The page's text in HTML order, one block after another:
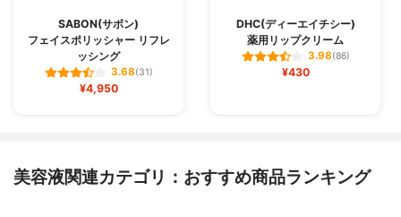
SABON(サボン)
フェイスポリッシャー リフレ
ッシング
3.68(31)
¥4,950
DHC(ディーエイチシー)
薬用リップクリーム
3.98(86)
¥430
美容液関連カテゴリ：おすすめ商品ランキング